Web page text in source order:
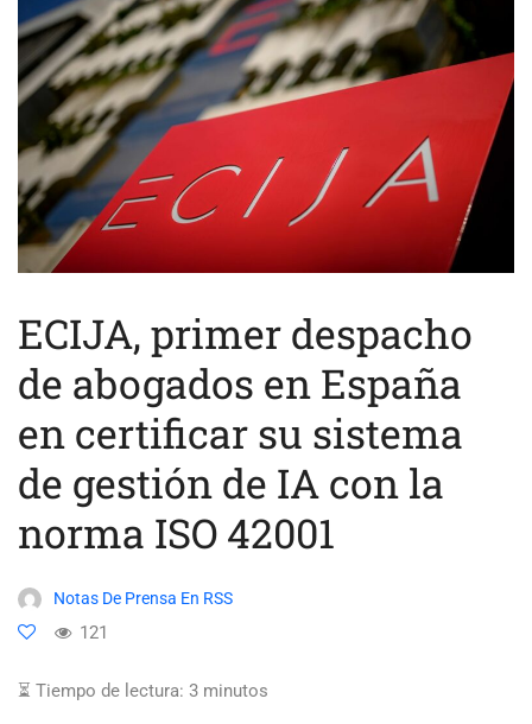
ECIJA, primer despacho
de abogados en España
en certificar su sistema
de gestión de IA con la
norma ISO 42001
Notas De Prensa En RSS
121
⏳ Tiempo de lectura: 3 minutos